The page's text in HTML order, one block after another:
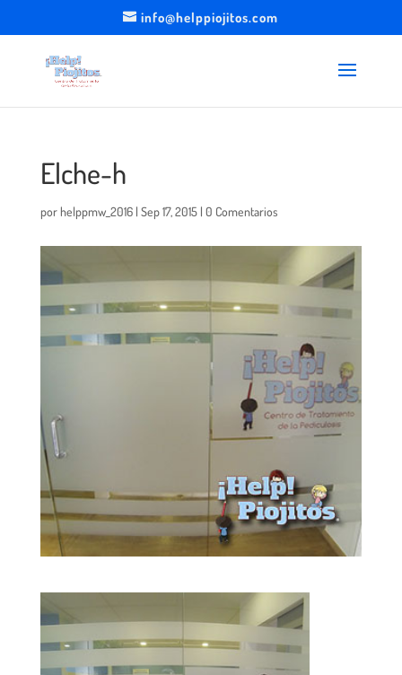
info@helppiojitos.com
Elche-h
porhelppmw_2016| Sep 17, 2015| 0 Comentarios